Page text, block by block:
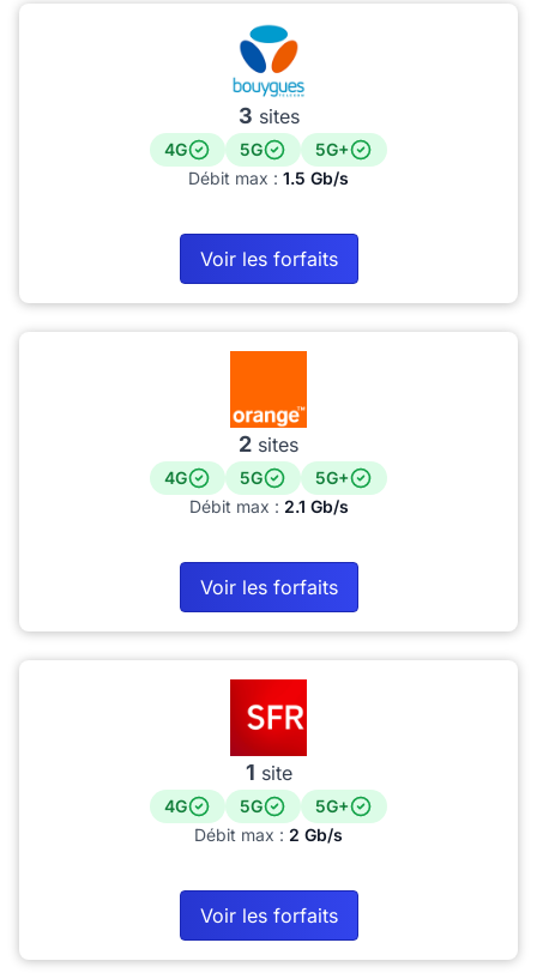
3 sites
4G 5G
5G+
Débit max : 1.5 Gb/s
Voir les forfaits
2 sites
4G 5G
5G+
Débit max : 2.1 Gb/s
Voir les forfaits
1 site
4G 5G
5G+
Débit max : 2 Gb/s
Voir les forfaits